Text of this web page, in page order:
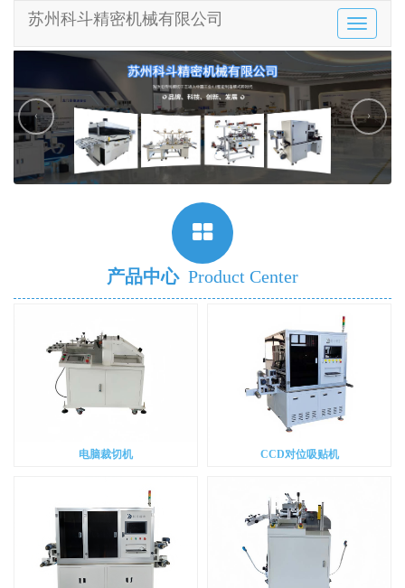
Toggle
苏州科斗精密机械有限公司
‹ ›
产品中心 Product Center
电脑裁切机 CCD对位吸贴机